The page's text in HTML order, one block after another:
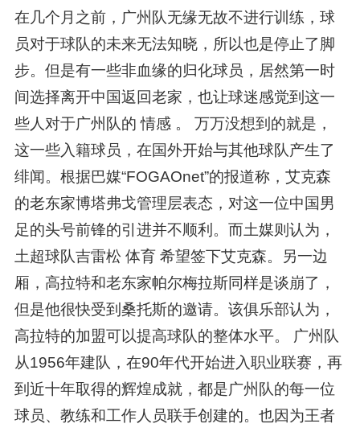
在几个月之前，广州队无缘无故不进行训练，球
员对于球队的未来无法知晓，所以也是停止了脚
步。但是有一些非血缘的归化球员，居然第一时
间选择离开中国返回老家，也让球迷感觉到这一
些人对于广州队的 情感 。 万万没想到的就是，
这一些入籍球员，在国外开始与其他球队产生了
绯闻。根据巴媒“FOGAOnet”的报道称，艾克森
的老东家博塔弗戈管理层表态，对这一位中国男
足的头号前锋的引进并不顺利。而土媒则认为，
土超球队吉雷松 体育 希望签下艾克森。另一边
厢，高拉特和老东家帕尔梅拉斯同样是谈崩了，
但是他很快受到桑托斯的邀请。该俱乐部认为，
高拉特的加盟可以提高球队的整体水平。 广州队
从1956年建队，在90年代开始进入职业联赛，再
到近十年取得的辉煌成就，都是广州队的每一位
球员、教练和工作人员联手创建的。也因为王者